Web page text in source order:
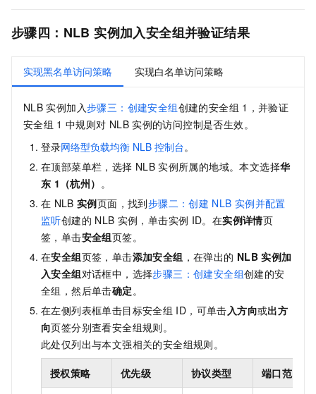
步骤四：NLB 实例加入安全组并验证结果
实现黑名单访问策略 实现白名单访问策略
NLB 实例加入步骤三：创建安全组创建的安全组 1，并验证
安全组 1 中规则对 NLB 实例的访问控制是否生效。
登录网络型负载均衡 NLB 控制台。
在顶部菜单栏，选择 NLB 实例所属的地域。本文选择华
东 1（杭州） 。
在 NLB 实例页面，找到步骤二：创建 NLB 实例并配置
监听创建的 NLB 实例，单击实例 ID。在实例详情页
签，单击安全组页签。
在安全组页签，单击添加安全组 ，在弹出的 NLB 实例加
入安全组对话框中，选择步骤三：创建安全组创建的安
全组，然后单击确定 。
在左侧列表框单击目标安全组 ID，可单击 入方向或出方
向页签分别查看安全组规则。
此处仅列出与本文强相关的安全组规则。
授权策略 优先级 协议类型 端口范围